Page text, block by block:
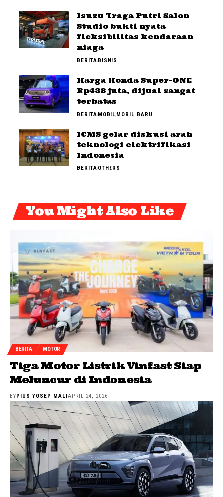
Isuzu Traga Putri Salon
Studio bukti nyata
fleksibilitas kendaraan
niaga
BERITABISNIS
Harga Honda Super-ONE
Rp438 juta, dijual sangat
terbatas
BERITAMOBILMOBIL BARU
ICMS gelar diskusi arah
teknologi elektrifikasi
Indonesia
BERITAOTHERS
You Might Also Like
BERITA MOTOR
Tiga Motor Listrik Vinfast Siap
Meluncur di Indonesia
BYPIUS YOSEP MALIAPRIL 24, 2026